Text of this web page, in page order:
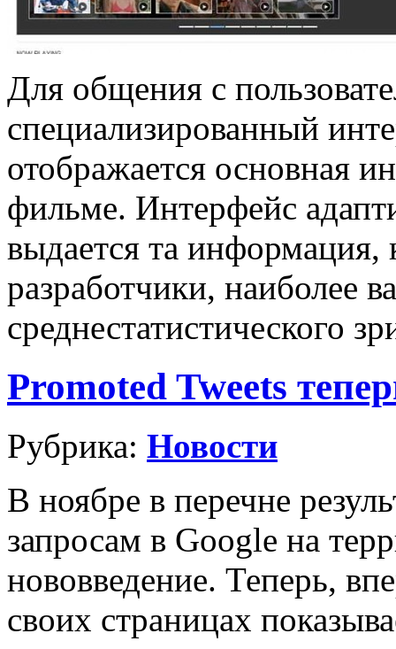
Для общения с
специализированный
отображается основная
фильме. Интерфейс
выдается та информация,
разработчики, наиболее
среднестатистического
Promoted Tweets
Рубрика: Новости
В ноябре в перечне
запросам в Google на
нововведение. Теперь,
своих страницах